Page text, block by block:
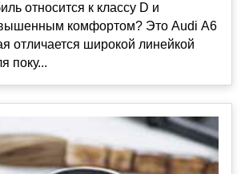
относится к классу D и
комфортом? Это Audi А6
отличается широкой линейкой
поку...